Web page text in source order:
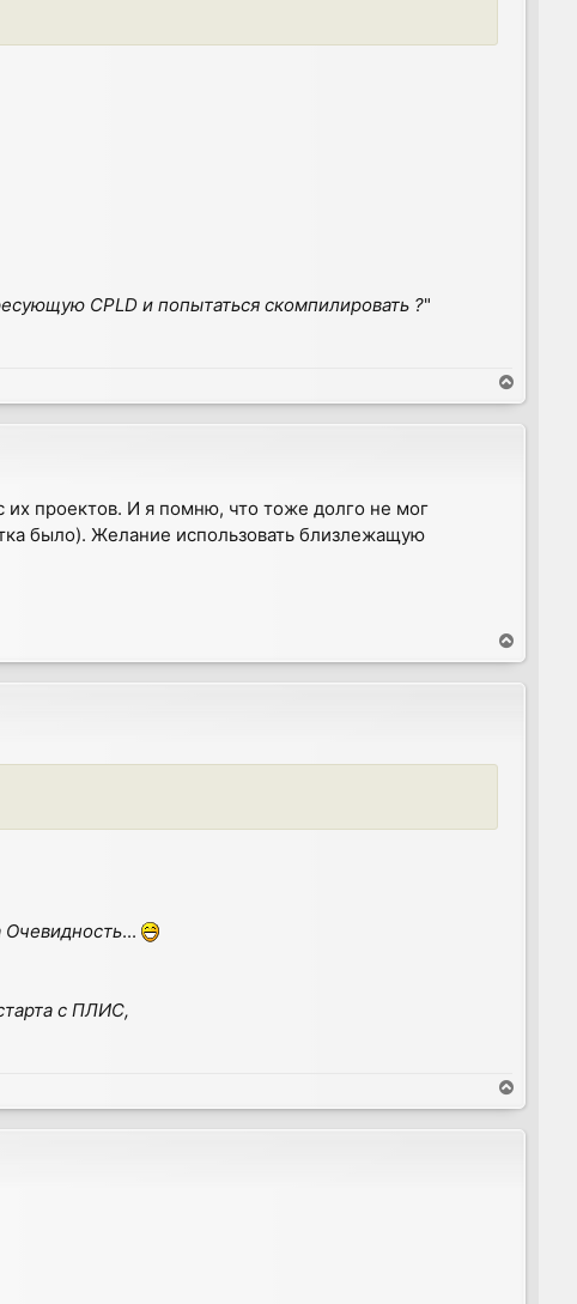
CPLD и попытаться скомпилировать ?"
o
p
их проектов. И я помню, что тоже долго не мог
было). Желание использовать близлежащую
o
p
Очевидность...
с ПЛИС,
o
p